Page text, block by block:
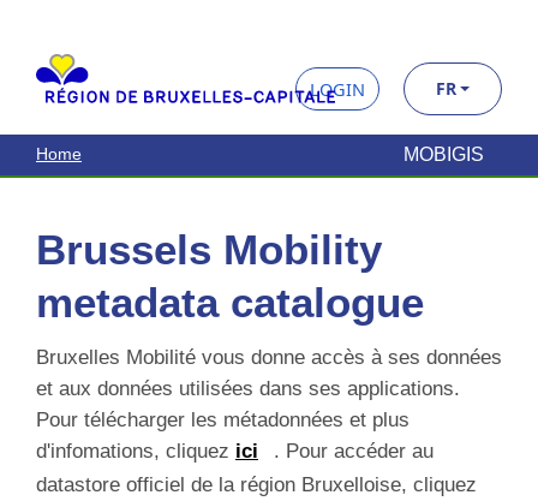
Brussels Mobility
metadata catalogue
Bruxelles Mobilité vous donne accès à ses données
et aux données utilisées dans ses applications.
Pour télécharger les métadonnées et plus
. Pour accéder au
datastore officiel de la région Bruxelloise, cliquez
ici
.